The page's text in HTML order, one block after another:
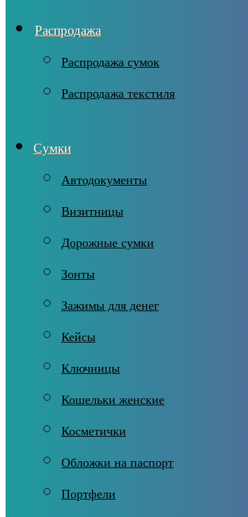
Распродажа
Распродажа сумок
Распродажа текстиля
Сумки
Автодокументы
Визитницы
Дорожные сумки
Зонты
Зажимы для денег
Кейсы
Ключницы
Кошельки женские
Косметички
Обложки на паспорт
Портфели